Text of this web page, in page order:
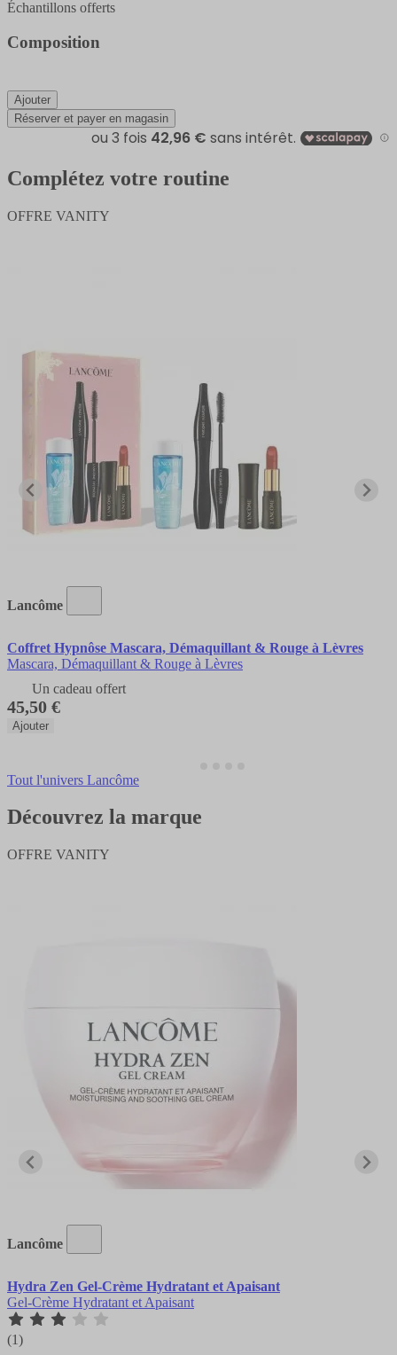
Échantillons offerts
Composition
Ajouter
Réserver et payer en magasin
Complétez votre routine
OFFRE VANITY
Lancôme
Coffret Hypnôse Mascara, Démaquillant & Rouge à Lèvres
Mascara, Démaquillant & Rouge à Lèvres
Un cadeau offert
45,50 €
Ajouter
Tout l'univers Lancôme
Découvrez la marque
OFFRE VANITY
Lancôme
Hydra Zen Gel-Crème Hydratant et Apaisant
Gel-Crème Hydratant et Apaisant
(1)